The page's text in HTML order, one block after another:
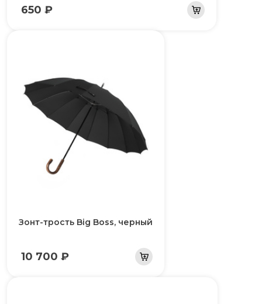
650 ₽
Зонт-трость Big Boss, черный
10 700 ₽